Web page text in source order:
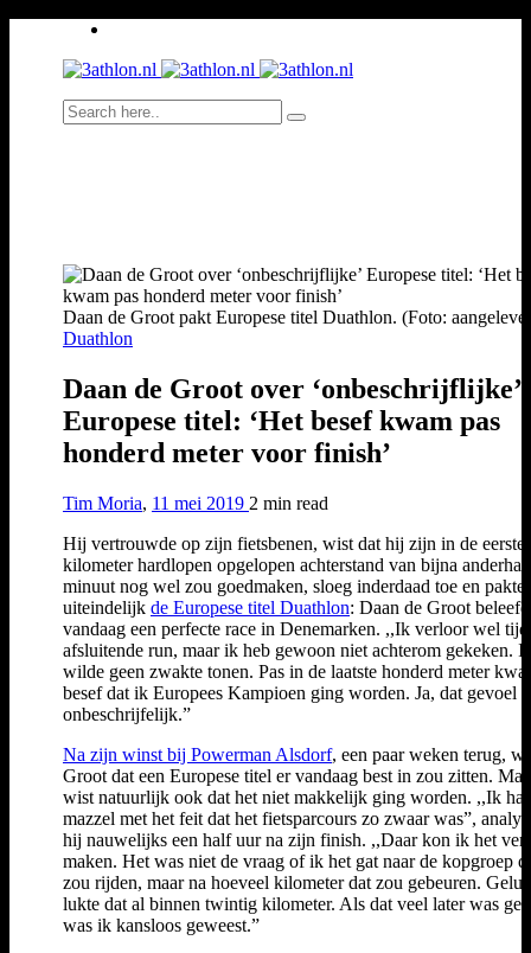
Daan de Groot pakt Europese titel Duathlon. (Foto:
Duathlon
Daan de Groot over ‘onbeschrijflijke’
Europese titel: ‘Het besef kwam pas
honderd meter voor finish’
Tim Moria, 11 mei 2019 2 min read
Hij vertrouwde op zijn fietsbenen, wist dat hij zijn in de eerste
kilometer hardlopen opgelopen achterstand van bijna
minuut nog wel zou goedmaken, sloeg inderdaad toe en pakte
uiteindelijk de Europese titel Duathlon: Daan de Groot
vandaag een perfecte race in Denemarken. ,,Ik verloor wel
afsluitende run, maar ik heb gewoon niet achterom gekeken.
wilde geen zwakte tonen. Pas in de laatste honderd meter
besef dat ik Europees Kampioen ging worden. Ja, dat gevoel
onbeschrijfelijk.”
Na zijn winst bij Powerman Alsdorf, een paar weken terug,
Groot dat een Europese titel er vandaag best in zou zitten.
wist natuurlijk ook dat het niet makkelijk ging worden. ,,Ik
mazzel met het feit dat het fietsparcours zo zwaar was”,
hij nauwelijks een half uur na zijn finish. ,,Daar kon ik het
maken. Het was niet de vraag of ik het gat naar de kopgroep
zou rijden, maar na hoeveel kilometer dat zou gebeuren.
lukte dat al binnen twintig kilometer. Als dat veel later was
was ik kansloos geweest.”